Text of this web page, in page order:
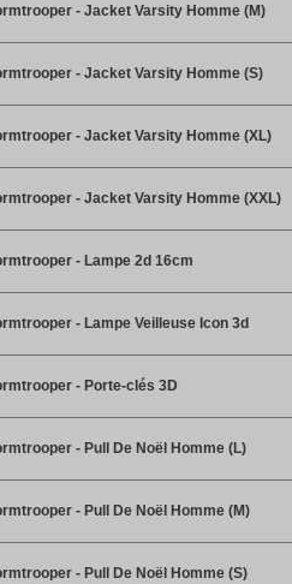
- Jacket Varsity Homme (M)
- Jacket Varsity Homme (S)
- Jacket Varsity Homme (XL)
- Jacket Varsity Homme (XXL)
- Lampe 2d 16cm
- Lampe Veilleuse Icon 3d
- Porte-clés 3D
- Pull De Noël Homme (L)
- Pull De Noël Homme (M)
- Pull De Noël Homme (S)